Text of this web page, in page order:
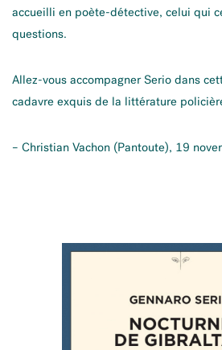
accueilli en poète-détective, celui qui
questions.
Allez-vous accompagner Serio dans
cadavre exquis de la littérature
– Christian Vachon (Pantoute), 19